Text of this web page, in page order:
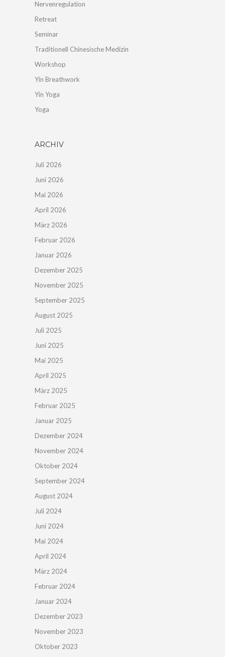
Nervenregulation
Retreat
Seminar
Traditionell Chinesische Medizin
Workshop
Yin Breathwork
Yin Yoga
Yoga
ARCHIV
Juli 2026
Juni 2026
Mai 2026
April 2026
März 2026
Februar 2026
Januar 2026
Dezember 2025
November 2025
September 2025
August 2025
Juli 2025
Juni 2025
Mai 2025
April 2025
März 2025
Februar 2025
Januar 2025
Dezember 2024
November 2024
Oktober 2024
September 2024
August 2024
Juli 2024
Juni 2024
Mai 2024
April 2024
März 2024
Februar 2024
Januar 2024
Dezember 2023
November 2023
Oktober 2023